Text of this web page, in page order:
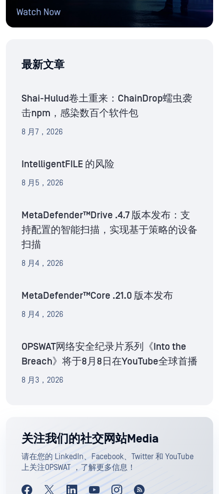
最新文章
Shai-Hulud卷土重来：ChainDrop蠕虫袭
击npm，感染数百个软件包
8 月7，2026
IntelligentFILE 的风险
8 月5，2026
MetaDefender™Drive .4.7 版本发布：支
持配置的智能扫描，实现基于策略的设备
扫描
8 月4，2026
MetaDefender™Core .21.0 版本发布
8 月4，2026
OPSWAT网络安全纪录片系列《Into the
Breach》将于8月8日在YouTube全球首播
8 月3，2026
关注我们的社交网站Media
请在您的 LinkedIn、Facebook、Twitter 和 YouTube
上关注OPSWAT ，了解更多信息！